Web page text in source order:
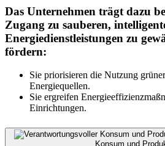
Das Unternehmen trägt dazu
Zugang zu sauberen,
Energiedienstleistungen zu
fördern:
Sie priorisieren die Nutzung
Energiequellen.
Sie ergreifen
Einrichtungen.
Konsum und